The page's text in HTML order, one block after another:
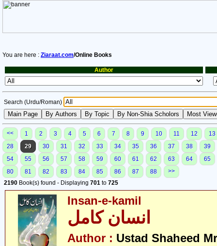
You are here : Ziaraat.com/Online Books
Author
Search (Urdu/Roman)
<< 1 2 3 4 5 6 7 8 9 10 11 12
13
28
29 30 31 32 33 34 35 36 37 38
39
54
55 56 57 58 59 60 61 62 63 64
65
80
81 82 83 84 85 86 87 88
>>
2190 Book(s) found - Displaying 701 to 725
Insan-e-kamil
Author : Ustad Shaheed